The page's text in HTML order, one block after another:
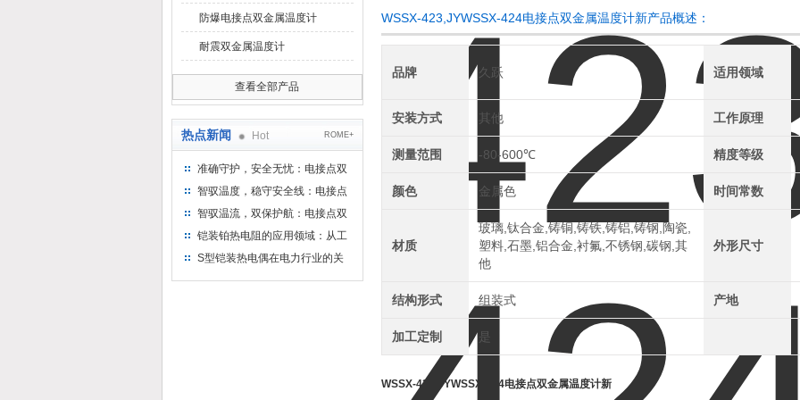
防爆电接点双金属温度计
耐震双金属温度计
查看全部产品
热点新闻 Hot ROME+
准确守护，安全无忧：电接点双
金属温度计——测温新选择
智驭温度，稳守安全线：电接点
双金属温度计的创新守护
智驭温流，双保护航：电接点双
金属温度计在工业领域的革新应
铠装铂热电阻的应用领域：从工
业到科研，无所不在的温度测量
S型铠装热电偶在电力行业的关
WSSX-423,JYWSSX-424电接点双金属温度计新产品概述：
品牌 久跃 适用领域
安装方式 其他 工作原理
测量范围 -80-600℃ 精度等级
颜色 金属色 时间常数
材质
玻璃,钛合金,铸铜,铸铁,铸铝,铸钢,陶瓷,
塑料,石墨,铝合金,衬氟,不锈钢,碳钢,其
他
外形尺寸
结构形式 组装式 产地
加工定制 是
WSSX-423,JYWSSX-424电接点双金属温度计新